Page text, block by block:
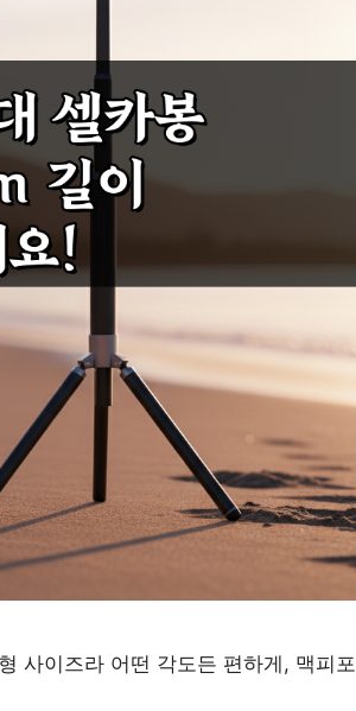
사이즈라 어떤 각도든 편하게, 맥피포